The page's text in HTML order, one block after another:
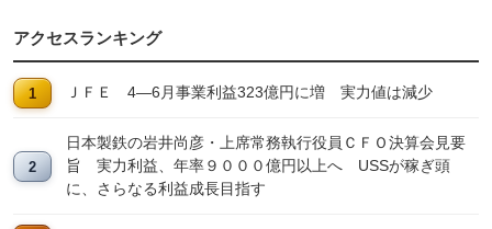
アクセスランキング
ＪＦＥ 4―6月事業利益323億円に増 実力値は減少
日本製鉄の岩井尚彦・上席常務執行役員ＣＦＯ決算会見要
旨 実力利益、年率９０００億円以上へ USSが稼ぎ頭
に、さらなる利益成長目指す